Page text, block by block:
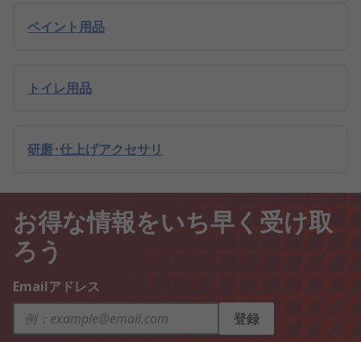
ペイント用品
トイレ用品
研磨･仕上げアクセサリ
お得な情報をいち早く受け取
ろう
Emailアドレス
登録